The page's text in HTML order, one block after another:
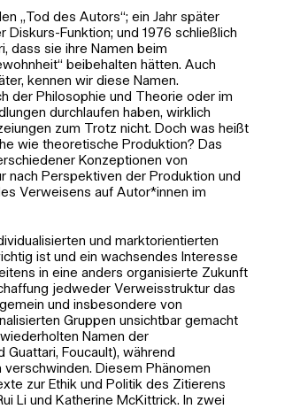
„Tod des Autors“; ein Jahr später
Funktion; und 1976 schließlich
dass sie ihre Namen beim
beibehalten hätten. Auch
kennen wir diese Namen.
der Philosophie und Theorie oder im
durchlaufen haben, wirklich
zum Trotz nicht. Doch was heißt
wie theoretische Produktion? Das
Konzeptionen von
nach Perspektiven der Produktion und
Verweisens auf Autor*innen im
und marktorientierten
ist und ein wachsendes Interesse
in eine anders organisierte Zukunft
jedweder Verweisstruktur das
und insbesondere von
Gruppen unsichtbar gemacht
Namen der
Foucault), während
Diesem Phänomen
zur Ethik und Politik des Zitierens
Li und Katherine McKittrick. In zwei